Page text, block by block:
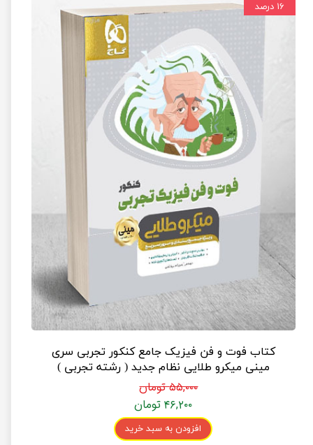
کتاب فوت و فن فیزیک جامع کنکور تجربی سری
مینی میکرو طلایی نظام جدید ( رشته تجربی )
۵۵,۰۰۰ تومان
۴۶,۲۰۰ تومان
افزودن به سبد خرید
۱۶ درصد